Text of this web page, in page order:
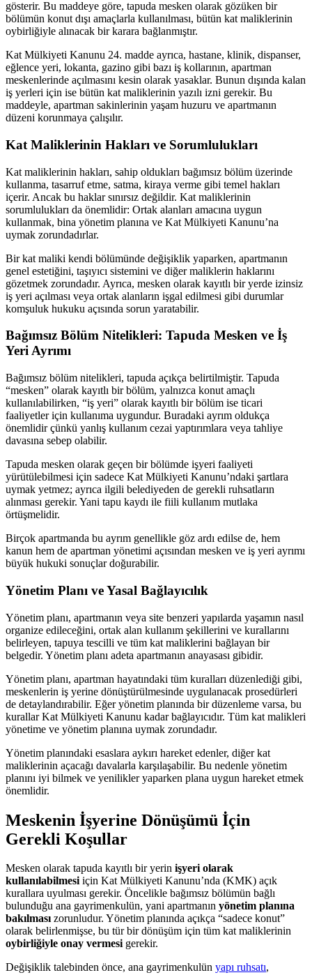
gösterir. Bu maddeye göre, tapuda mesken olarak gözüken bir
bölümün konut dışı amaçlarla kullanılması, bütün kat maliklerinin
oybirliğiyle alınacak bir karara bağlanmıştır.
Kat Mülkiyeti Kanunu 24. madde ayrıca, hastane, klinik, dispanser,
eğlence yeri, lokanta, gazino gibi bazı iş kollarının, apartman
meskenlerinde açılmasını kesin olarak yasaklar. Bunun dışında kalan
iş yerleri için ise bütün kat maliklerinin yazılı izni gerekir. Bu
maddeyle, apartman sakinlerinin yaşam huzuru ve apartmanın
düzeni korunmaya çalışılır.
Kat Maliklerinin Hakları ve Sorumlulukları
Kat maliklerinin hakları, sahip oldukları bağımsız bölüm üzerinde
kullanma, tasarruf etme, satma, kiraya verme gibi temel hakları
içerir. Ancak bu haklar sınırsız değildir. Kat maliklerinin
sorumlulukları da önemlidir: Ortak alanları amacına uygun
kullanmak, bina yönetim planına ve Kat Mülkiyeti Kanunu’na
uymak zorundadırlar.
Bir kat maliki kendi bölümünde değişiklik yaparken, apartmanın
genel estetiğini, taşıyıcı sistemini ve diğer maliklerin haklarını
gözetmek zorundadır. Ayrıca, mesken olarak kayıtlı bir yerde izinsiz
iş yeri açılması veya ortak alanların işgal edilmesi gibi durumlar
komşuluk hukuku açısında sorun yaratabilir.
Bağımsız Bölüm Nitelikleri: Tapuda Mesken ve İş
Yeri Ayrımı
Bağımsız bölüm nitelikleri, tapuda açıkça belirtilmiştir. Tapuda
“mesken” olarak kayıtlı bir bölüm, yalnızca konut amaçlı
kullanılabilirken, “iş yeri” olarak kayıtlı bir bölüm ise ticari
faaliyetler için kullanıma uygundur. Buradaki ayrım oldukça
önemlidir çünkü yanlış kullanım cezai yaptırımlara veya tahliye
davasına sebep olabilir.
Tapuda mesken olarak geçen bir bölümde işyeri faaliyeti
yürütülebilmesi için sadece Kat Mülkiyeti Kanunu’ndaki şartlara
uymak yetmez; ayrıca ilgili belediyeden de gerekli ruhsatların
alınması gerekir. Yani tapu kaydı ile fiili kullanım mutlaka
örtüşmelidir.
Birçok apartmanda bu ayrım genellikle göz ardı edilse de, hem
kanun hem de apartman yönetimi açısından mesken ve iş yeri ayrımı
büyük hukuki sonuçlar doğurabilir.
Yönetim Planı ve Yasal Bağlayıcılık
Yönetim planı, apartmanın veya site benzeri yapılarda yaşamın nasıl
organize edileceğini, ortak alan kullanım şekillerini ve kurallarını
belirleyen, tapuya tescilli ve tüm kat maliklerini bağlayan bir
belgedir. Yönetim planı adeta apartmanın anayasası gibidir.
Yönetim planı, apartman hayatındaki tüm kuralları düzenlediği gibi,
meskenlerin iş yerine dönüştürülmesinde uygulanacak prosedürleri
de detaylandırabilir. Eğer yönetim planında bir düzenleme varsa, bu
kurallar Kat Mülkiyeti Kanunu kadar bağlayıcıdır. Tüm kat malikleri
yönetime ve yönetim planına uymak zorundadır.
Yönetim planındaki esaslara aykırı hareket edenler, diğer kat
maliklerinin açacağı davalarla karşılaşabilir. Bu nedenle yönetim
planını iyi bilmek ve yenilikler yaparken plana uygun hareket etmek
önemlidir.
Meskenin İşyerine Dönüşümü İçin
Gerekli Koşullar
Mesken olarak tapuda kayıtlı bir yerin işyeri olarak
kullanılabilmesiiçin Kat Mülkiyeti Kanunu’nda (KMK) açık
kurallara uyulması gerekir. Öncelikle bağımsız bölümün bağlı
bulunduğu ana gayrimenkulün, yani apartmanın yönetim planına
bakılmasızorunludur. Yönetim planında açıkça “sadece konut”
olarak belirlenmişse, bu tür bir dönüşüm için tüm kat maliklerinin
oybirliğiyle onay vermesigerekir.
Değişiklik talebinden önce, ana gayrimenkulün yapı ruhsatı,